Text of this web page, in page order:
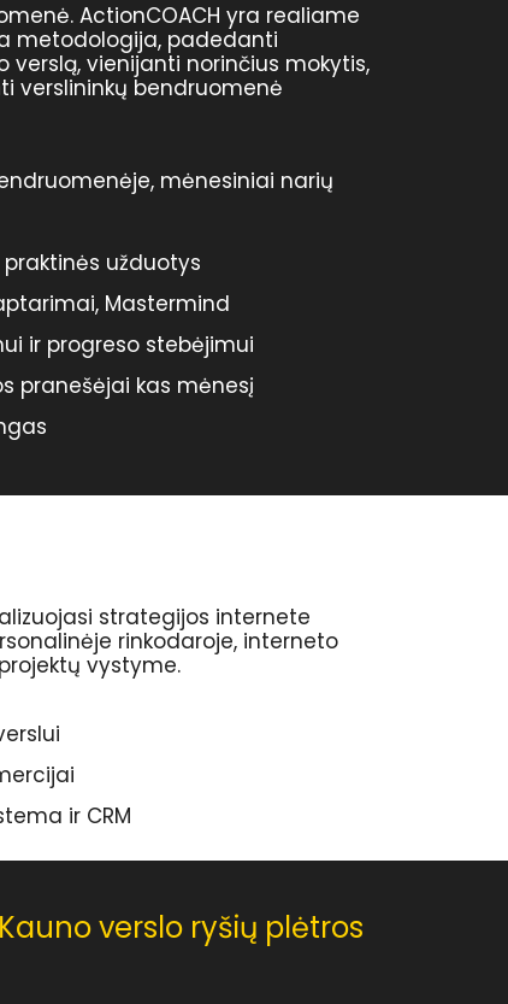
ActionCOACH yra realiame
metodologija, padedanti
vienijanti norinčius mokytis,
verslininkų bendruomenė
mėnesiniai narių
užduotys
Mastermind
ir progreso stebėjimui
pranešėjai kas mėnesį
strategijos internete
rinkodaroje, interneto
vystyme.
ir CRM
verslo ryšių plėtros